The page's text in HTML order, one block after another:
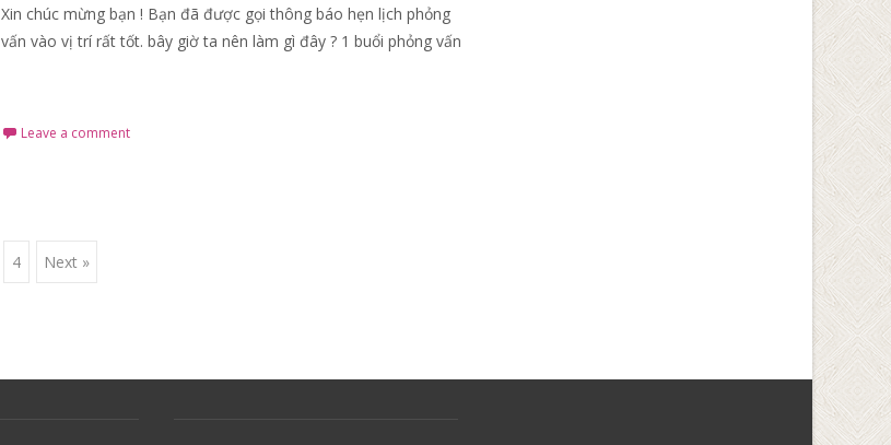
Xin chúc mừng bạn ! Bạn đã được gọi thông báo hẹn lịch phỏng
vấn vào vị trí rất tốt. bây giờ ta nên làm gì đây ? 1 buổi phỏng vấn
Leave a comment
4 Next »